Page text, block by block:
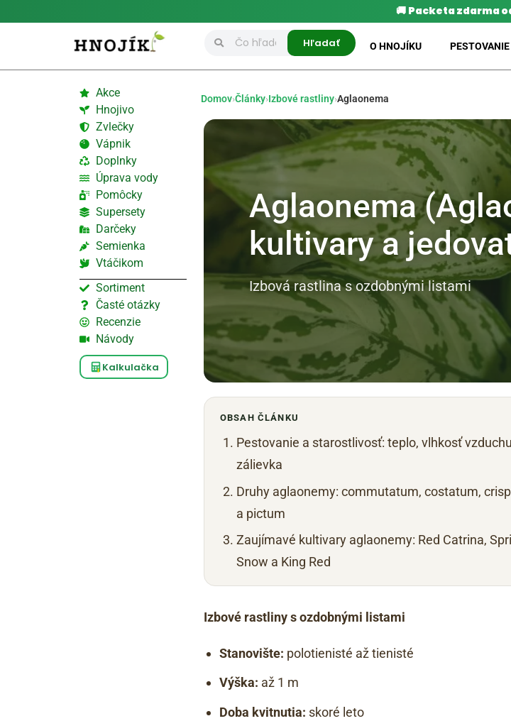
🚚 Packeta zdarma
Hľadať O HNOJÍKU
Akce
Hnojivo
Zvlečky
Vápnik
Doplnky
Úprava vody
Pomôcky
Supersety
Darčeky
Semienka
Vtáčikom
Sortiment
Časté otázky
Recenzie
Návody
Kalkulačka
Domov›Články›Izbové rastliny›Aglaonema
Aglaonema
kultivary a
Izbová rastlina s ozdobnými listami
OBSAH ČLÁNKU
Pestovanie a starostlivosť: teplo, vlhkosť
zálievka
Druhy aglaonemy: commutatum, costatum,
a pictum
Zaujímavé kultivary aglaonemy: Red Catrina,
Snow a King Red
Izbové rastliny s ozdobnými listami
Stanovište: polotienisté až tienisté
Výška: až 1 m
Doba kvitnutia: skoré leto